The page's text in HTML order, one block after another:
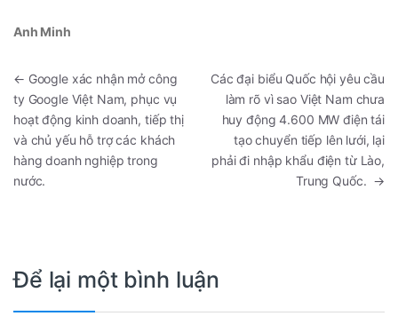
Anh Minh
← Google xác nhận mở công
ty Google Việt Nam, phục vụ
hoạt động kinh doanh, tiếp thị
và chủ yếu hỗ trợ các khách
hàng doanh nghiệp trong
nước.
Các đại biểu Quốc hội yêu cầu
làm rõ vì sao Việt Nam chưa
huy động 4.600 MW điện tái
tạo chuyển tiếp lên lưới, lại
phải đi nhập khẩu điện từ Lào,
Trung Quốc. →
Để lại một bình luận